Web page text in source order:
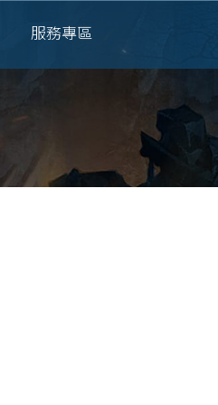
服務專區